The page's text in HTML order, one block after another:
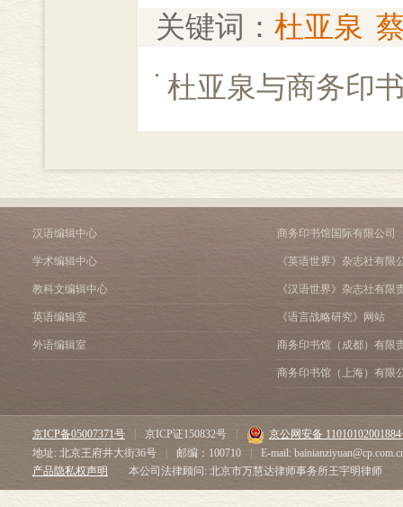
关键词： 杜亚泉
杜亚泉与商务印
汉语编辑中心
学术编辑中心
教科文编辑中心
英语编辑室
外语编辑室
商务印书馆国际有限公司
《英语世界》杂志社有限
《汉语世界》杂志社有限
《语言战略研究》网站
商务印书馆（成都）有限
商务印书馆（上海）有限
京ICP备05007371号 京ICP证150832号
京公网安备
地址: 北京王府井大街36号
邮编：100710
E-mail:
产品隐私权声明
本公司法律顾问: 北京市万慧达律师事务所王宇明律师